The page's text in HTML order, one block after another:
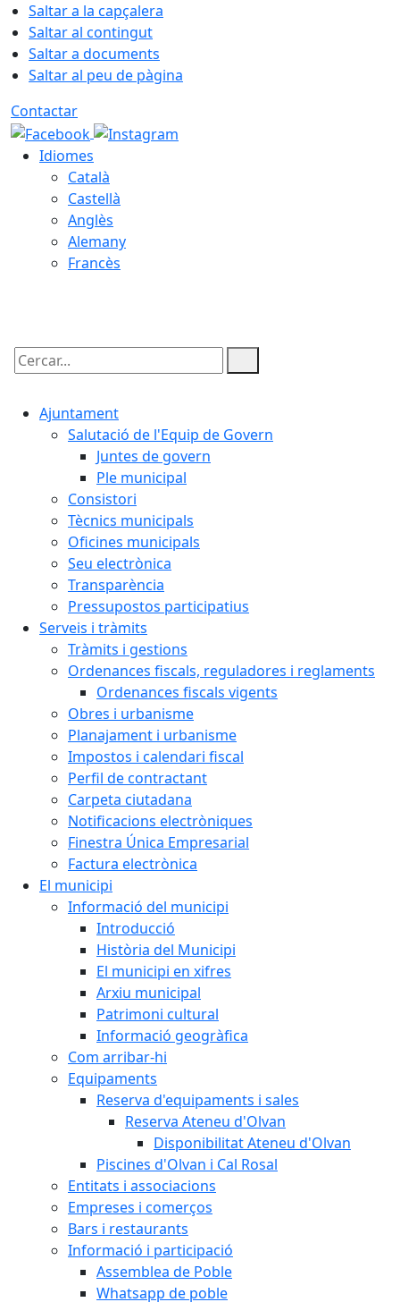
Saltar a la capçalera
Saltar al contingut
Saltar a documents
Saltar al peu de pàgina
Contactar
Idiomes
Català
Castellà
Anglès
Alemany
Francès
Cercar:
Ajuntament
Salutació de l'Equip de Govern
Juntes de govern
Ple municipal
Consistori
Tècnics municipals
Oficines municipals
Seu electrònica
Transparència
Pressupostos participatius
Serveis i tràmits
Tràmits i gestions
Ordenances fiscals, reguladores i reglaments
Ordenances fiscals vigents
Obres i urbanisme
Planajament i urbanisme
Impostos i calendari fiscal
Perfil de contractant
Carpeta ciutadana
Notificacions electròniques
Finestra Única Empresarial
Factura electrònica
El municipi
Informació del municipi
Introducció
Història del Municipi
El municipi en xifres
Arxiu municipal
Patrimoni cultural
Informació geogràfica
Com arribar-hi
Equipaments
Reserva d'equipaments i sales
Reserva Ateneu d'Olvan
Disponibilitat Ateneu d'Olvan
Piscines d'Olvan i Cal Rosal
Entitats i associacions
Empreses i comerços
Bars i restaurants
Informació i participació
Assemblea de Poble
Whatsapp de poble